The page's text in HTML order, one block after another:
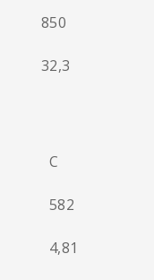
850
32,3
C
582
4,81